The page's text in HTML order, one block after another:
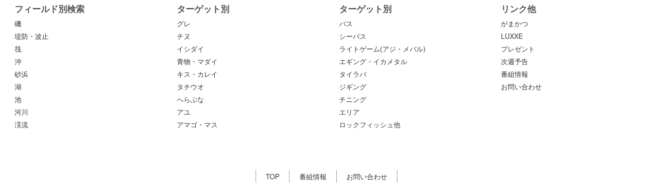
フィールド別検索
磯
堤防・波止
筏
沖
砂浜
湖
池
河川
渓流
ターゲット別
グレ
チヌ
イシダイ
青物・マダイ
キス・カレイ
タチウオ
へらぶな
アユ
アマゴ・マス
ターゲット別
バス
シーバス
ライトゲーム(アジ・メバル)
エギング・イカメタル
タイラバ
ジギング
チニング
エリア
ロックフィッシュ他
リンク他
がまかつ
LUXXE
プレゼント
次週予告
番組情報
お問い合わせ
TOP 番組情報 お問い合わせ